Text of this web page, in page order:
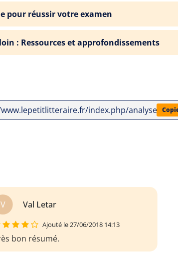
pour réussir votre examen
: Ressources et approfondissements
index.php/analyses-
V Val Letar
Ajouté le 27/06/2018 14:13
bon résumé.